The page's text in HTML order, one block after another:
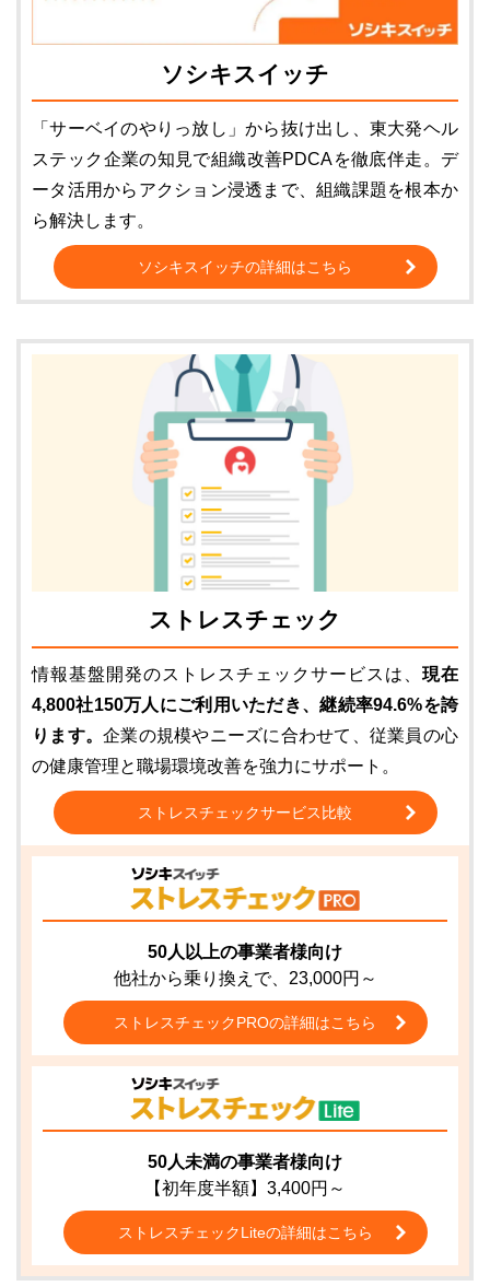
ソシキスイッチ
「サーベイのやりっ放し」から抜け出し、東大発ヘル
ステック企業の知見で組織改善PDCAを徹底伴走。デ
ータ活用からアクション浸透まで、組織課題を根本か
ら解決します。
ソシキスイッチの詳細はこちら
ストレスチェック
情報基盤開発のストレスチェックサービスは、 現在
4,800社150万人にご利用いただき、継続率94.6%を誇
ります。企業の規模やニーズに合わせて、従業員の心
の健康管理と職場環境改善を強力にサポート。
ストレスチェックサービス比較
50人以上の事業者様向け
他社から乗り換えで、23,000円～
ストレスチェックPROの詳細はこちら
50人未満の事業者様向け
【初年度半額】3,400円～
ストレスチェックLiteの詳細はこちら